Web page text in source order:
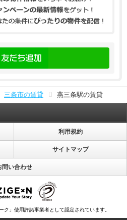
三条市の賃貸 燕三条駅の賃貸
利用規約
サイトマップ
問い合わせ
ク」使用許諾事業者として認定されています。